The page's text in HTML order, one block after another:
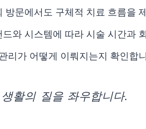
문에서도 구체적 치료 흐름을
와 시스템에 따라 시술 시간과
리가 어떻게 이뤄지는지 확인합
활의 질을 좌우합니다.